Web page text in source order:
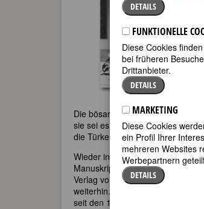
Die bösartigen Kritiken erträgt
sie sei es leid, »Perlen vor die
die Türkei, sie will das Land und
Wieder in der Schweiz, macht
Manuskript wird 1962 abgelehnt.
Verlag vor der »Emanze aus der
weiterhin. Iran, Irak, Syrien,
seit den 1970er Jahren sind
DETAILS
FUNKTIONELLE
Diese Cookies
bei früheren
Drittanbieter.
DETAILS
MARKETING
Diese Cookies
ein Profil Ihrer
mehreren Websites
Werbepartnern
DETAILS